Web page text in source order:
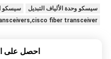
سيسكو وحدة الألياف التبديل
سيسكو
fiber transceiver
احصل على